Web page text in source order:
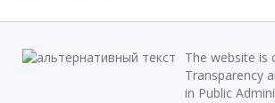
The website is
Transparency
in Public